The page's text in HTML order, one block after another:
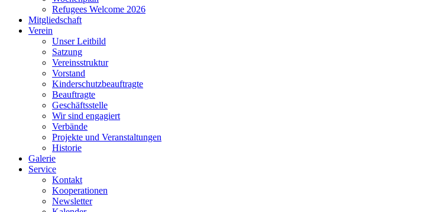
Refugees Welcome 2026
Mitgliedschaft
Verein
Unser Leitbild
Satzung
Vereinsstruktur
Vorstand
Kinderschutzbeauftragte
Beauftragte
Geschäftsstelle
Wir sind engagiert
Verbände
Projekte und Veranstaltungen
Historie
Galerie
Service
Kontakt
Kooperationen
Newsletter